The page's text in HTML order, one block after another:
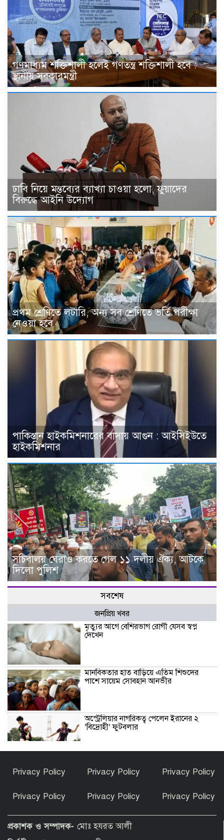
গণমাধ্যম শক্তিশালী হলেই গণতন্ত্র শক্তিশালী হবে :
স্থানীয় সরকারমন্ত্রী
ঢাবি নিয়ে মন্তব্যের ব্যাখ্যা চাওয়া হলো, ফুয়াদের
বিরুদ্ধে আইনি উদ্যোগ
প্রথম শ্রেণিতে লটারি, অন্য সব শ্রেণিতে ভর্তি পরীক্ষা
নেওয়া হবে
পাকিস্তান হাইকমিশনারের বাসায় আগুন : আইসিইউতে
হাইকমিশনার
সচিবালয় ঘেরাও করতে গেল ১১ দলীয় ঐক্য, আটকে
দিলো পুলিশ
সবশেষ
জনপ্রিয় খবর
মৃত্যুর আগে বেশিরভাগ রোগী যেসব স্বপ্ন
দেখেন
মানবিকতার হাত বাড়িয়ে এতিম শিশুদের
পাশে সায়েম সোবহান আনভীর
অস্ট্রেলিয়ার নাগরিকত্ব পেলেন ইরানের ২
‘বিদ্রোহী’ ফুটবলার
ভারত
সাকিব আল হাসান
Privacy Policy Privacy Policy Privacy Policy
Privacy Policy Privacy Policy Privacy Policy
প্রকাশক ও সম্পাদক- মোঃ হযরত আলী